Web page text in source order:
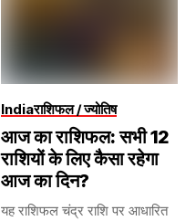
Indiaराशिफल / ज्योतिष
आज का राशिफल: सभी 12
राशियों के लिए कैसा रहेगा
आज का दिन?
यह राशिफल चंद्र राशि पर आधारित